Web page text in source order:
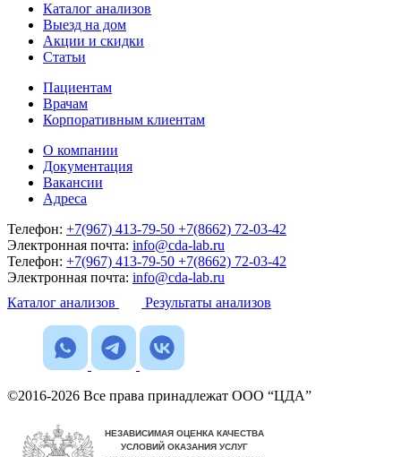
Каталог анализов
Выезд на дом
Акции и скидки
Статьи
Пациентам
Врачам
Корпоративным клиентам
О компании
Документация
Вакансии
Адреса
Телефон: +7(967) 413-79-50 +7(8662) 72-03-42
Электронная почта: info@cda-lab.ru
Телефон: +7(967) 413-79-50 +7(8662) 72-03-42
Электронная почта: info@cda-lab.ru
Каталог анализов
Результаты анализов
©2016-2026 Все права принадлежат ООО “ЦДА”